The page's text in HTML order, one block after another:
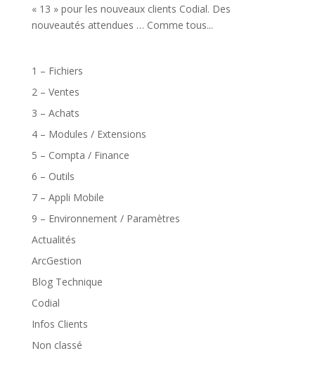
« 13 » pour les nouveaux clients Codial. Des
nouveautés attendues … Comme tous...
1 – Fichiers
2 – Ventes
3 – Achats
4 – Modules / Extensions
5 – Compta / Finance
6 – Outils
7 – Appli Mobile
9 – Environnement / Paramètres
Actualités
ArcGestion
Blog Technique
Codial
Infos Clients
Non classé